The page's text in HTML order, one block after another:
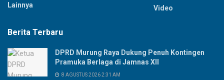
Lainnya
Video
Berita Terbaru
DPRD Murung Raya Dukung Penuh Kontingen
Pramuka Berlaga di Jamnas XII
8 AGUSTUS 2026 2:31 AM